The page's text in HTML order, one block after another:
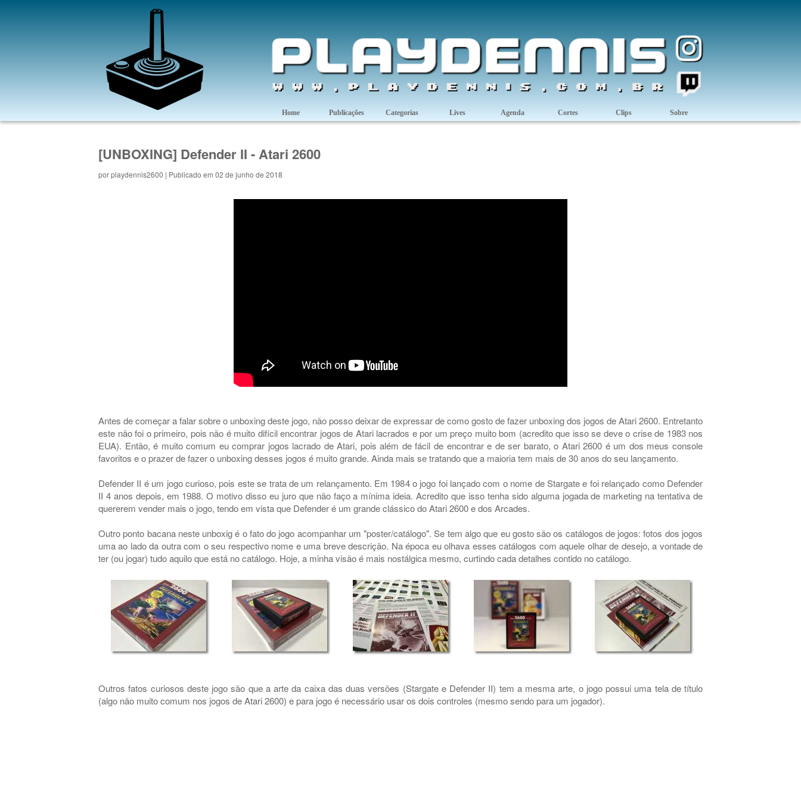
Home Publicações Categorias Lives Agenda Cortes Clips Sobre
[UNBOXING] Defender II - Atari 2600
porplaydennis2600 | Publicado em 02 de junho de 2018
Antes de começar a falar sobre o unboxing deste jogo, não posso deixar de expressar de como gosto de fazer unboxing dos jogos de Atari 2600. Entretanto
este não foi o primeiro, pois não é muito difícil encontrar jogos de Atari lacrados e por um preço muito bom (acredito que isso se deve o crise de 1983 nos
EUA). Então, é muito comum eu comprar jogos lacrado de Atari, pois além de fácil de encontrar e de ser barato, o Atari 2600 é um dos meus console
favoritos e o prazer de fazer o unboxing desses jogos é muito grande. Ainda mais se tratando que a maioria tem mais de 30 anos do seu lançamento.
Defender II é um jogo curioso, pois este se trata de um relançamento. Em 1984 o jogo foi lançado com o nome de Stargate e foi relançado como Defender
II 4 anos depois, em 1988. O motivo disso eu juro que não faço a mínima ideia. Acredito que isso tenha sido alguma jogada de marketing na tentativa de
quererem vender mais o jogo, tendo em vista que Defender é um grande clássico do Atari 2600 e dos Arcades.
Outro ponto bacana neste unboxig é o fato do jogo acompanhar um "poster/catálogo". Se tem algo que eu gosto são os catálogos de jogos: fotos dos jogos
uma ao lado da outra com o seu respectivo nome e uma breve descrição. Na época eu olhava esses catálogos com aquele olhar de desejo, a vontade de
ter (ou jogar) tudo aquilo que está no catálogo. Hoje, a minha visão é mais nostálgica mesmo, curtindo cada detalhes contido no catálogo.
Outros fatos curiosos deste jogo são que a arte da caixa das duas versões (Stargate e Defender II) tem a mesma arte, o jogo possui uma tela de título
(algo não muito comum nos jogos de Atari 2600) e para jogo é necessário usar os dois controles (mesmo sendo para um jogador).